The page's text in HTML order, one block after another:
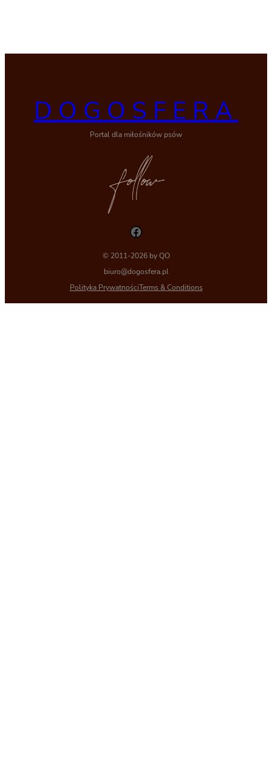
DOGOSFERA
Portal dla miłośników psów
Facebook
© 2011-2026 by QO
biuro@dogosfera.pl
Polityka PrywatnościTerms & Conditions